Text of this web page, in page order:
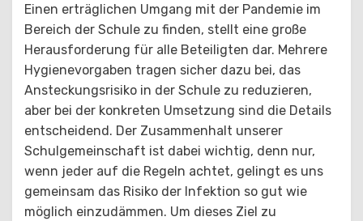
Einen erträglichen Umgang mit der Pandemie im
Bereich der Schule zu finden, stellt eine große
Herausforderung für alle Beteiligten dar. Mehrere
Hygienevorgaben tragen sicher dazu bei, das
Ansteckungsrisiko in der Schule zu reduzieren,
aber bei der konkreten Umsetzung sind die Details
entscheidend. Der Zusammenhalt unserer
Schulgemeinschaft ist dabei wichtig, denn nur,
wenn jeder auf die Regeln achtet, gelingt es uns
gemeinsam das Risiko der Infektion so gut wie
möglich einzudämmen. Um dieses Ziel zu